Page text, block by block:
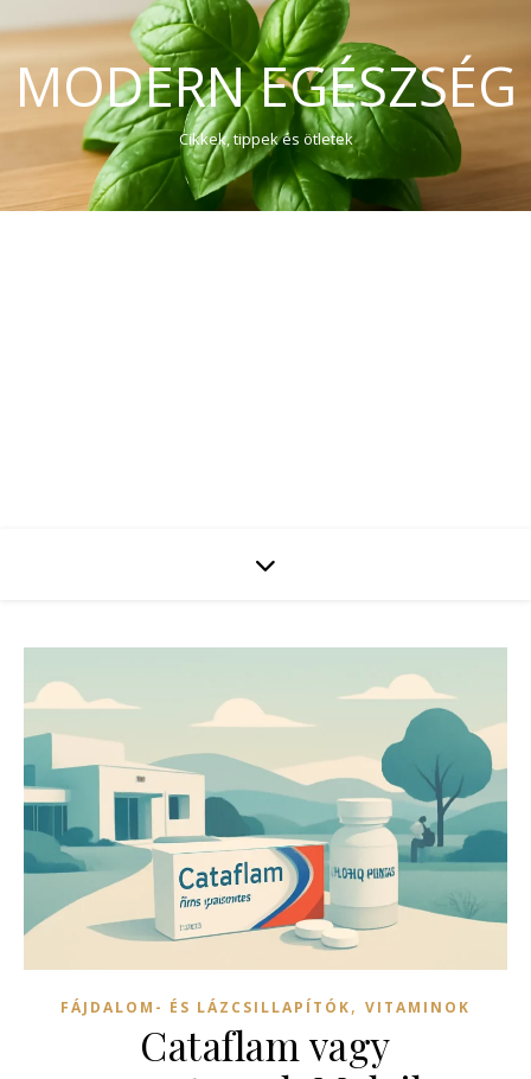
MODERN EGÉSZSÉG
Cikkek, tippek és ötletek
FÁJDALOM- ÉS LÁZCSILLAPÍTÓK, VITAMINOK
Cataflam vagy